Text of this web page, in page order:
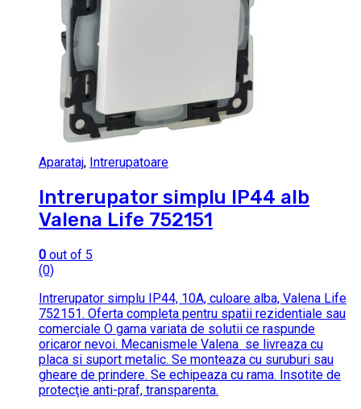
Aparataj, Intrerupatoare
Intrerupator simplu IP44 alb
Valena Life 752151
0 out of 5
(0)
Intrerupator simplu IP44, 10A, culoare alba, Valena Life
752151. Oferta completa pentru spatii rezidentiale sau
comerciale O gama variata de solutii ce raspunde
oricaror nevoi. Mecanismele Valena se livreaza cu
placa si suport metalic. Se monteaza cu suruburi sau
gheare de prindere. Se echipeaza cu rama. Insotite de
protecţie anti-praf, transparenta.